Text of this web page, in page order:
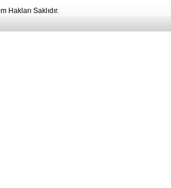
Hakları Saklıdır.